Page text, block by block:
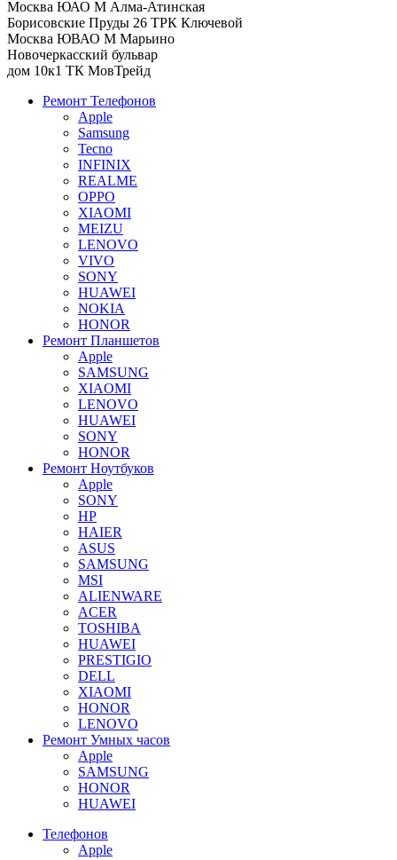
Москва ЮАО М Алма-Атинская
Борисовские Пруды 26 ТРК Ключевой
Москва ЮВАО М Марьино
Новочеркасский бульвар
дом 10к1 ТК МовТрейд
Ремонт Телефонов
Apple
Samsung
Tecno
INFINIX
REALME
OPPO
XIAOMI
MEIZU
LENOVO
VIVO
SONY
HUAWEI
NOKIA
HONOR
Ремонт Планшетов
Apple
SAMSUNG
XIAOMI
LENOVO
HUAWEI
SONY
HONOR
Ремонт Ноутбуков
Apple
SONY
HP
HAIER
ASUS
SAMSUNG
MSI
ALIENWARE
ACER
TOSHIBA
HUAWEI
PRESTIGIO
DELL
XIAOMI
HONOR
LENOVO
Ремонт Умных часов
Apple
SAMSUNG
HONOR
HUAWEI
Телефонов
Apple